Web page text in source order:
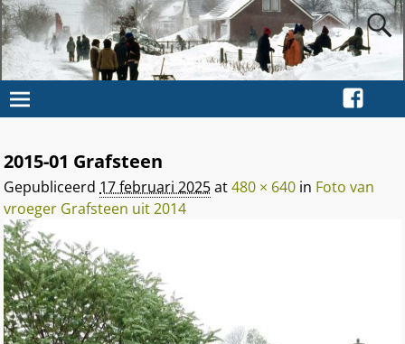
Afbeeldingsnavigatie
2015-01 Grafsteen
Gepubliceerd 17 februari 2025at480 × 640 in Foto van
vroeger Grafsteen uit 2014